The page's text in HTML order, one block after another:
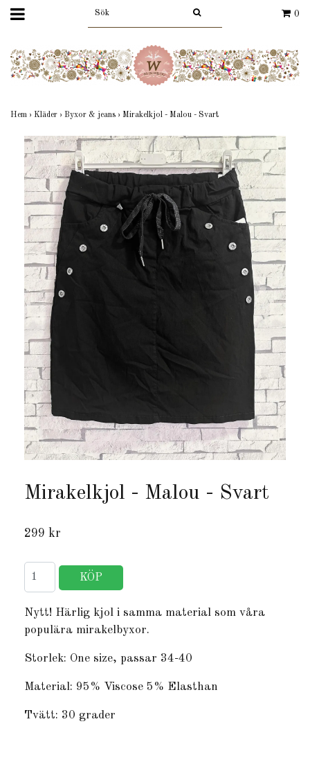
0
Hem › Kläder › Byxor & jeans › Mirakelkjol - Malou - Svart
Mirakelkjol - Malou - Svart
299 kr
Nytt! Härlig kjol i samma material som våra
populära mirakelbyxor.
Storlek: One size, passar 34-40
Material: 95% Viscose 5% Elasthan
Tvätt: 30 grader